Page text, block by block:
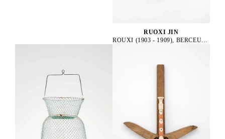
RUOXI JIN
ROUXI (1903 - 1909), BERCEUSE, 2025